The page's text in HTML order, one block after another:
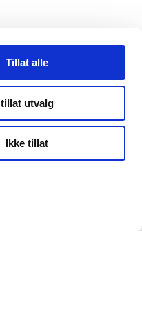
Tillat alle
tillat utvalg
Ikke tillat